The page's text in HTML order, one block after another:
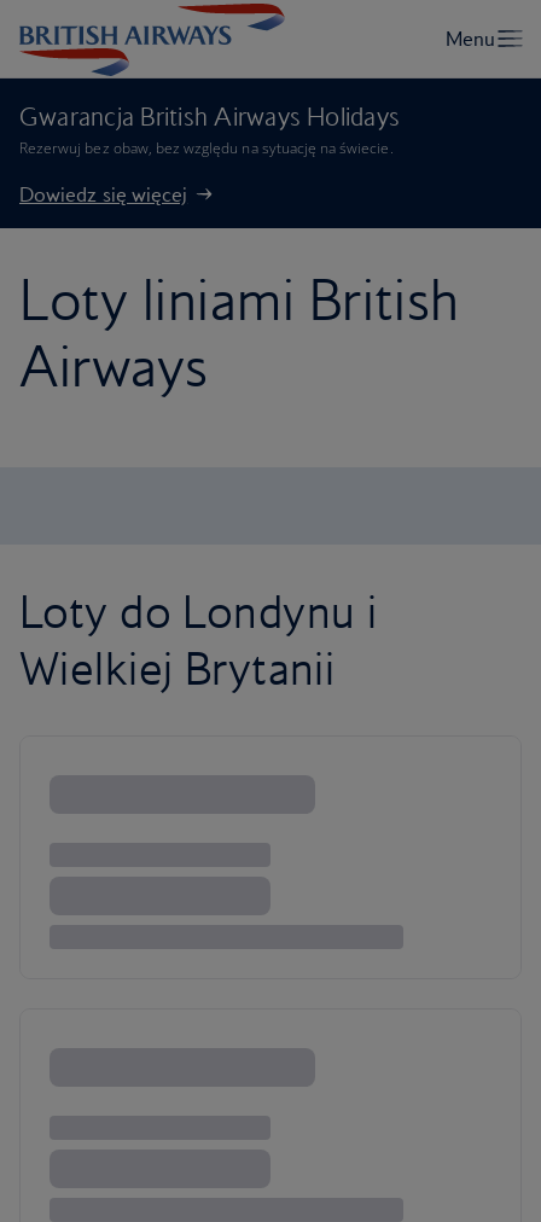
Gwarancja British Airways Holidays
Rezerwuj bez obaw, bez względu na sytuację na świecie.
Dowiedz się więcej
Loty liniami British
Airways
Loty do Londynu i
Wielkiej Brytanii